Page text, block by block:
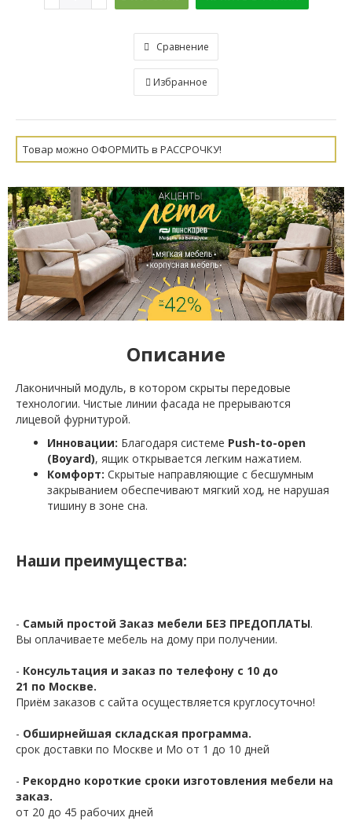
Сравнение
Избранное
Товар можно ОФОРМИТЬ в РАССРОЧКУ!
Описание
Лаконичный модуль, в котором скрыты передовые
технологии. Чистые линии фасада не прерываются
лицевой фурнитурой.
Инновации: Благодаря системе Push-to-open
(Boyard), ящик открывается легким нажатием.
Комфорт: Скрытые направляющие с бесшумным
закрыванием обеспечивают мягкий ход, не нарушая
тишину в зоне сна.
Наши преимущества:
- Самый простой Заказ мебели БЕЗ ПРЕДОПЛАТЫ.
Вы оплачиваете мебель на дому при получении.
- Консультация и заказ по телефону с 10 до
21 по Москве.
Приём заказов с сайта осуществляется круглосуточно!
- Обширнейшая складская программа.
срок доставки по Москве и Мо от 1 до 10 дней
- Рекордно короткие сроки изготовления мебели на
заказ.
от 20 до 45 рабочих дней